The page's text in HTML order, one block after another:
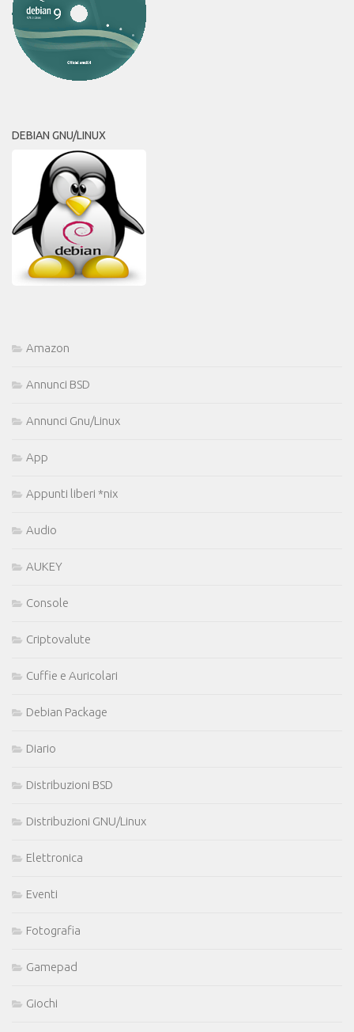
DEBIAN GNU/LINUX
Amazon
Annunci BSD
Annunci Gnu/Linux
App
Appunti liberi *nix
Audio
AUKEY
Console
Criptovalute
Cuffie e Auricolari
Debian Package
Diario
Distribuzioni BSD
Distribuzioni GNU/Linux
Elettronica
Eventi
Fotografia
Gamepad
Giochi